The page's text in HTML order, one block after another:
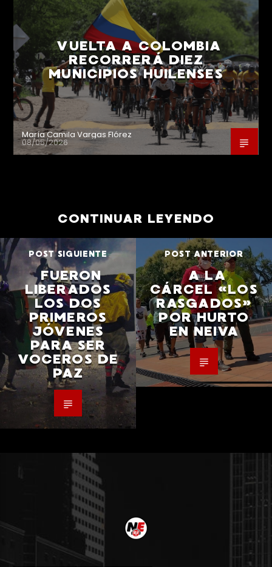
VUELTA A COLOMBIA
RECORRERÁ DIEZ
MUNICIPIOS HUILENSES
María Camila Vargas Flórez
08/05/2026
CONTINUAR LEYENDO
POST SIGUIENTE
FUERON
LIBERADOS
LOS DOS
PRIMEROS
JÓVENES
PARA SER
VOCEROS DE
PAZ
POST ANTERIOR
A LA
CÁRCEL «LOS
RASGADOS»
POR HURTO
EN NEIVA